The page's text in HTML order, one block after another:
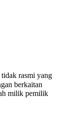
rasmi yang
berkaitan
milik pemilik